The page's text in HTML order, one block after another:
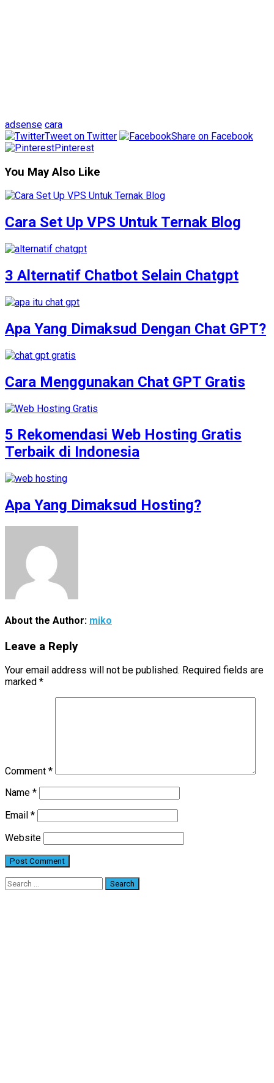
adsense cara
Tweet on Twitter
Share on Facebook
Pinterest
You May Also Like
Cara Set Up VPS Untuk Ternak Blog
3 Alternatif Chatbot Selain Chatgpt
Apa Yang Dimaksud Dengan Chat GPT?
Cara Menggunakan Chat GPT Gratis
5 Rekomendasi Web Hosting Gratis
Terbaik di Indonesia
Apa Yang Dimaksud Hosting?
About the Author: miko
Leave a Reply
Your email address will not be published. Required fields are
marked *
Comment *
Name *
Email *
Website
Search